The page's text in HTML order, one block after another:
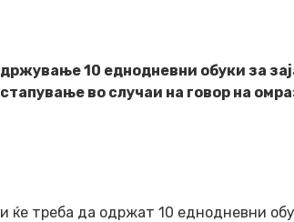
10 еднодневни обуки за
во случаи на говор на
ќе треба да одржат 10 еднодневни